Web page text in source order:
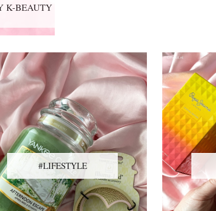
K-BEAUTY
#LIFESTYLE